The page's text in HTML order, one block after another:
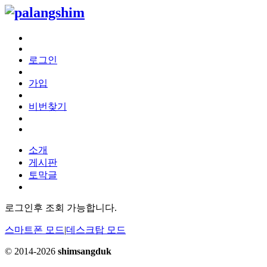
로그인
가입
비번찾기
소개
게시판
토막글
로그인후 조회 가능합니다.
스마트폰 모드|데스크탑 모드
© 2014-2026 shimsangduk